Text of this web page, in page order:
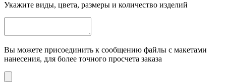
Укажите виды, цвета, размеры и количество изделий
Вы можете присоединить к сообщению файлы с макетами
нанесения, для более точного просчета заказа